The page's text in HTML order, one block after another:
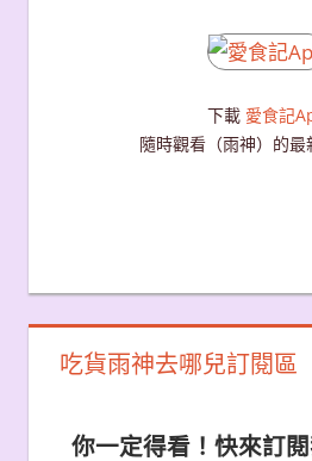
下載 愛食記
隨時觀看（雨神）的最
吃貨雨神去哪兒訂閱區
你一定得看！快來訂